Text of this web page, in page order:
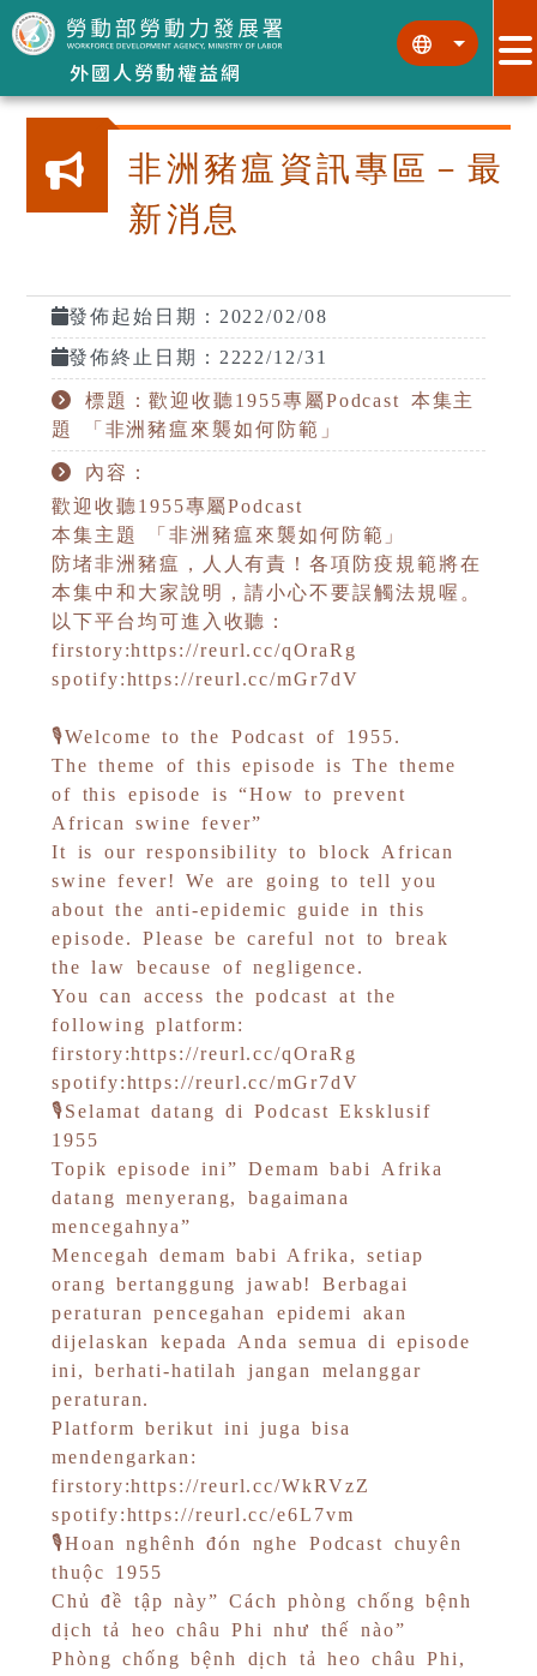
跳到主要內容區塊
外國人勞動權益網
::: :::
非洲豬瘟資訊專區－最
新消息
發佈起始日期：2022/02/08
發佈終止日期：2222/12/31
標題：歡迎收聽1955專屬Podcast 本集主
題 「非洲豬瘟來襲如何防範」
內容：
歡迎收聽1955專屬Podcast
本集主題 「非洲豬瘟來襲如何防範」
防堵非洲豬瘟，人人有責！各項防疫規範將在
本集中和大家說明，請小心不要誤觸法規喔。
以下平台均可進入收聽：
firstory:https://reurl.cc/qOraRg
spotify:https://reurl.cc/mGr7dV
🎙Welcome to the Podcast of 1955.
The theme of this episode is The theme
of this episode is “How to prevent
African swine fever”
It is our responsibility to block African
swine fever! We are going to tell you
about the anti-epidemic guide in this
episode. Please be careful not to break
the law because of negligence.
You can access the podcast at the
following platform:
firstory:https://reurl.cc/qOraRg
spotify:https://reurl.cc/mGr7dV
🎙Selamat datang di Podcast Eksklusif
1955
Topik episode ini” Demam babi Afrika
datang menyerang, bagaimana
mencegahnya”
Mencegah demam babi Afrika, setiap
orang bertanggung jawab! Berbagai
peraturan pencegahan epidemi akan
dijelaskan kepada Anda semua di episode
ini, berhati-hatilah jangan melanggar
peraturan.
Platform berikut ini juga bisa
mendengarkan:
firstory:https://reurl.cc/WkRVzZ
spotify:https://reurl.cc/e6L7vm
🎙Hoan nghênh đón nghe Podcast chuyên
thuộc 1955
Chủ đề tập này” Cách phòng chống bệnh
dịch tả heo châu Phi như thế nào”
Phòng chống bệnh dịch tả heo châu Phi,